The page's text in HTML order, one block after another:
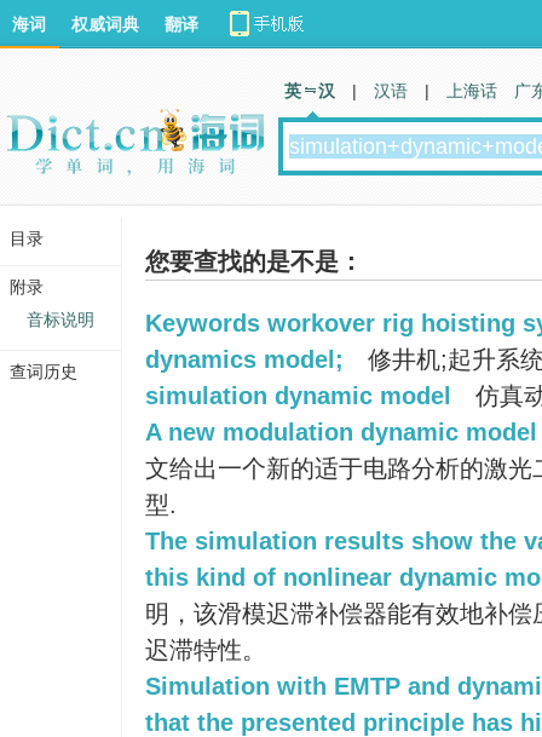
您要查找的是不是：
Keywords workover rig hoisting
dynamics model;
修井机;起升系
simulation dynamic model
仿真
A new modulation dynamic
文给出一个新的适于电路分析的激
型.
The simulation results show the
this kind of nonlinear dynamic
明，该滑模迟滞补偿器能有效地补
迟滞特性。
Simulation with EMTP and
that the presented principle has
海词 权威词典 翻译
英 汉 | 汉语 | 上海话 广
目录
附录
音标说明
查词历史